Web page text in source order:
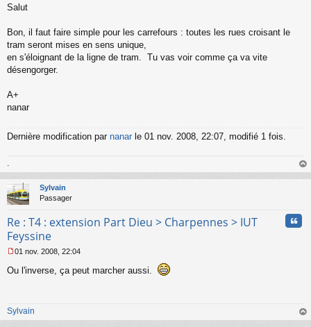
e
s
g
e
n
n
u
Salut
Bon, il faut faire simple pour les carrefours : toutes les rues croisant le
tram seront mises en sens unique,
en s'éloignant de la ligne de tram. Tu vas voir comme ça va vite
désengorger.
A+
nanar
Dernière modification par nanar le 01 nov. 2008, 22:07, modifié 1 fois.
.
au
Sylvain
Passager
Re : T4 : extension Part Dieu > Charpennes > IUT
Feyssine
e
g
e
01 nov. 2008, 22:04
Ou l'inverse, ça peut marcher aussi.
Sylvain
au